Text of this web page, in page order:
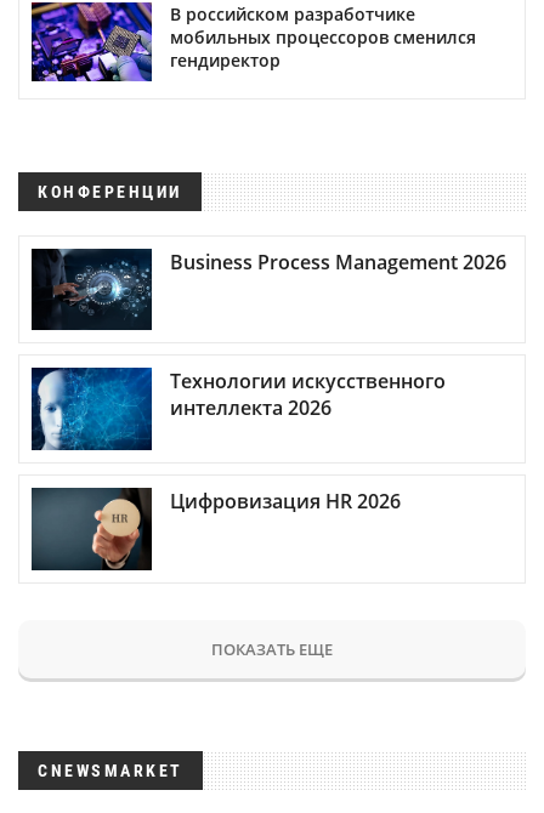
В российском разработчике
мобильных процессоров сменился
гендиректор
КОНФЕРЕНЦИИ
Business Process Management 2026
Технологии искусственного
интеллекта 2026
Цифровизация HR 2026
ПОКАЗАТЬ ЕЩЕ
CNEWSMARKET